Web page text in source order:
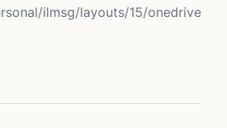
ilmsg/layouts/15/onedrive